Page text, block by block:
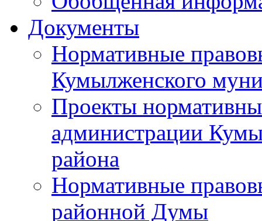
Документы
Нормативные
Кумылженского
Проекты
администрации
района
Нормативные
районной Думы